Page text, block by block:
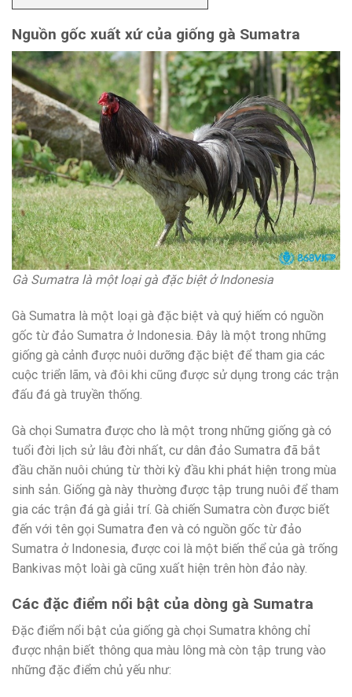
Nguồn gốc xuất xứ của giống gà Sumatra
Gà Sumatra là một loại gà đặc biệt ở Indonesia
Gà Sumatra là một loại gà đặc biệt và quý hiếm có nguồn
gốc từ đảo Sumatra ở Indonesia. Đây là một trong những
giống gà cảnh được nuôi dưỡng đặc biệt để tham gia các
cuộc triển lãm, và đôi khi cũng được sử dụng trong các trận
đấu đá gà truyền thống.
Gà chọi Sumatra được cho là một trong những giống gà có
tuổi đời lịch sử lâu đời nhất, cư dân đảo Sumatra đã bắt
đầu chăn nuôi chúng từ thời kỳ đầu khi phát hiện trong mùa
sinh sản. Giống gà này thường được tập trung nuôi để tham
gia các trận đá gà giải trí. Gà chiến Sumatra còn được biết
đến với tên gọi Sumatra đen và có nguồn gốc từ đảo
Sumatra ở Indonesia, được coi là một biến thể của gà trống
Bankivas một loài gà cũng xuất hiện trên hòn đảo này.
Các đặc điểm nổi bật của dòng gà Sumatra
Đặc điểm nổi bật của giống gà chọi Sumatra không chỉ
được nhận biết thông qua màu lông mà còn tập trung vào
những đặc điểm chủ yếu như: